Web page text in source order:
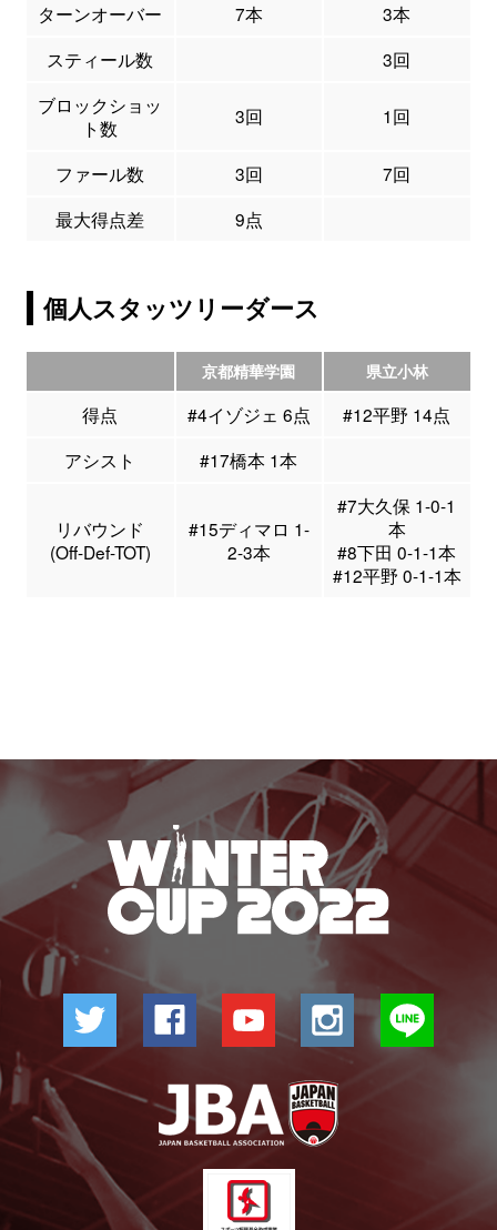
ターンオーバー
7本
3本
スティール数
3回
ブロックショッ
ト数
3回 1回
ファール数 3回
7回
最大得点差
9点
個人スタッツリーダース
京都精華学園 県立小林
得点 #4イゾジェ 6点
#12平野 14点
アシスト
#17橋本 1本
リバウンド
(Off-Def-TOT)
#15ディマロ 1-
2-3本
#7大久保 1-0-1
本
#8下田 0-1-1本
#12平野 0-1-1本